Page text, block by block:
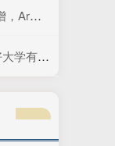
超预期
些推荐